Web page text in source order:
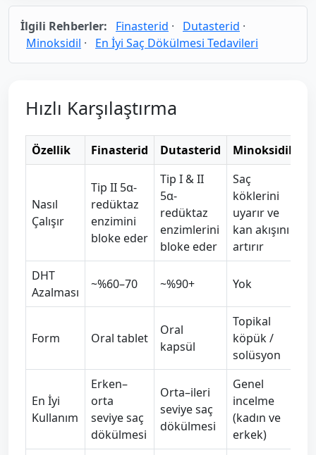
İlgili Rehberler: Finasterid · Dutasterid ·
Minoksidil · En İyi Saç Dökülmesi Tedavileri
Hızlı Karşılaştırma
Özellik Finasterid Dutasterid Minoksidil
Nasıl
Çalışır
Tip II 5α-
redüktaz
enzimini
bloke eder
Tip I & II
5α-
redüktaz
enzimlerini
bloke eder
Saç
köklerini
uyarır ve
kan akışını
artırır
DHT
Azalması
~%60–70 ~%90+ Yok
Form Oral tablet
Oral
kapsül
Topikal
köpük /
solüsyon
En İyi
Kullanım
Erken–
orta
seviye saç
dökülmesi
Orta–ileri
seviye saç
dökülmesi
Genel
incelme
(kadın ve
erkek)